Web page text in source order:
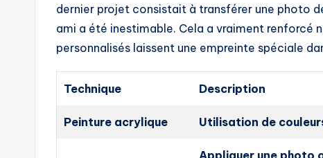
dernier projet consistait à transférer une photo
ami a été inestimable. Cela a vraiment renforcé
personnalisés laissent une empreinte spéciale
Technique Description
Peinture acrylique Utilisation de